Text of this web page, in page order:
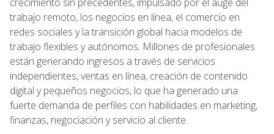
trabajo remoto, los negocios en línea, el comercio en
redes sociales y la transición global hacia modelos de
trabajo flexibles y autónomos. Millones de profesionales
están generando ingresos a través de servicios
independientes, ventas en línea, creación de contenido
digital y pequeños negocios, lo que ha generado una
fuerte demanda de perfiles con habilidades en marketing,
finanzas, negociación y servicio al cliente.